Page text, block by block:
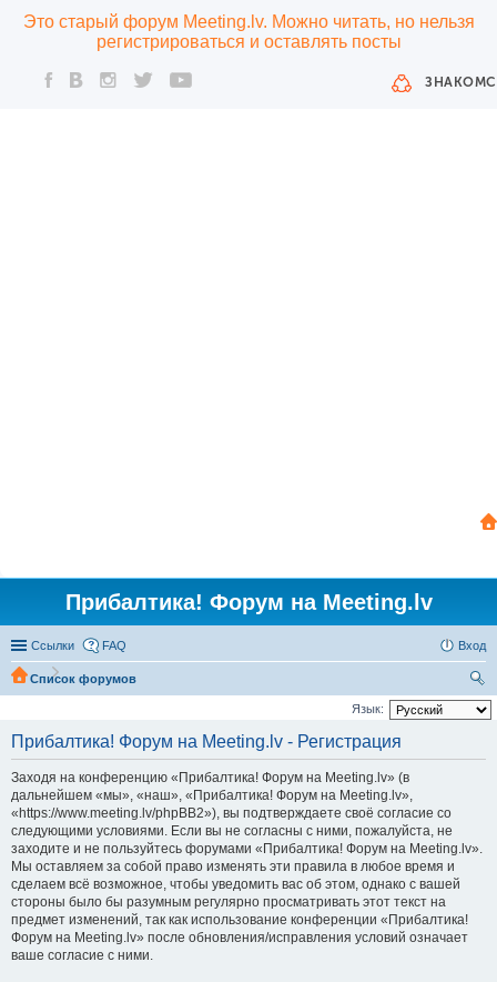
Это старый форум Meeting.lv. Можно читать, но нельзя
регистрироваться и оставлять посты
Прибалтика! Форум на Meeting.lv
Ссылки FAQ Вход
Список форумов
ои
Язык:
Прибалтика! Форум на Meeting.lv - Регистрация
Заходя на конференцию «Прибалтика! Форум на Meeting.lv» (в
дальнейшем «мы», «наш», «Прибалтика! Форум на Meeting.lv»,
«https://www.meeting.lv/phpBB2»), вы подтверждаете своё согласие со
следующими условиями. Если вы не согласны с ними, пожалуйста, не
заходите и не пользуйтесь форумами «Прибалтика! Форум на Meeting.lv».
Мы оставляем за собой право изменять эти правила в любое время и
сделаем всё возможное, чтобы уведомить вас об этом, однако с вашей
стороны было бы разумным регулярно просматривать этот текст на
предмет изменений, так как использование конференции «Прибалтика!
Форум на Meeting.lv» после обновления/исправления условий означает
ваше согласие с ними.